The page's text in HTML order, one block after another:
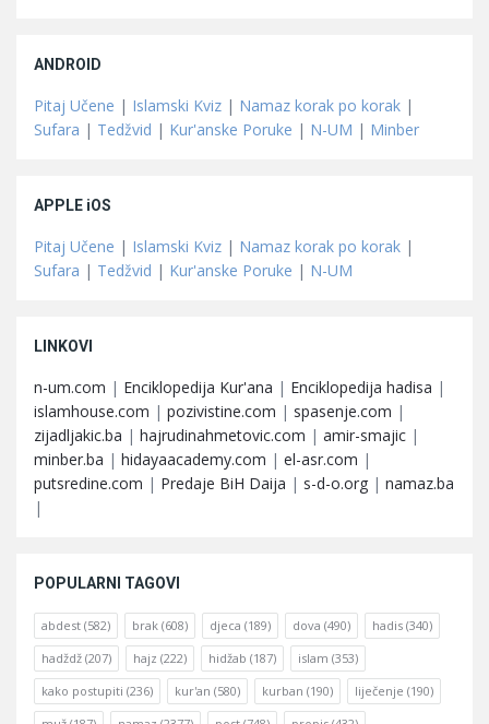
ANDROID
Pitaj Učene | Islamski Kviz | Namaz korak po korak |
Sufara | Tedžvid | Kur'anske Poruke | N-UM | Minber
APPLE iOS
Pitaj Učene | Islamski Kviz | Namaz korak po korak |
Sufara | Tedžvid | Kur'anske Poruke | N-UM
LINKOVI
n-um.com | Enciklopedija Kur'ana | Enciklopedija hadisa |
islamhouse.com | pozivistine.com | spasenje.com |
zijadljakic.ba | hajrudinahmetovic.com | amir-smajic |
minber.ba | hidayaacademy.com | el-asr.com |
putsredine.com | Predaje BiH Daija | s-d-o.org | namaz.ba
|
POPULARNI TAGOVI
abdest (582) brak (608) djeca (189) dova (490) hadis (340)
hadždž (207) hajz (222) hidžab (187) islam (353)
kako postupiti (236) kur'an (580) kurban (190) liječenje (190)